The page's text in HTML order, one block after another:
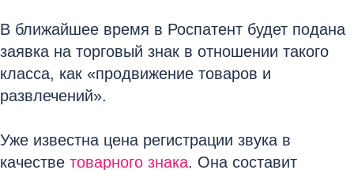
В ближайшее время в Роспатент будет подана
заявка на торговый знак в отношении такого
класса, как «продвижение товаров и
развлечений».
Уже известна цена регистрации звука в
качестве товарного знака. Она составит